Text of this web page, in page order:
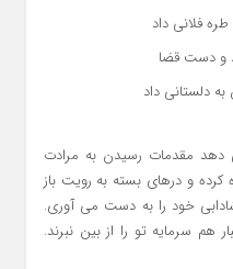
فلانی داد
و دست قضا
دلستانی داد
مقدمات رسیدن به مرادت
و درهای بسته به رویت باز
خود را به دست می آوری.
سرمایه تو را از بین نبرند.